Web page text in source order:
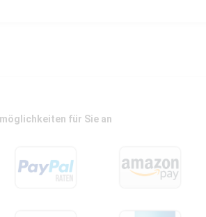
für Sie an